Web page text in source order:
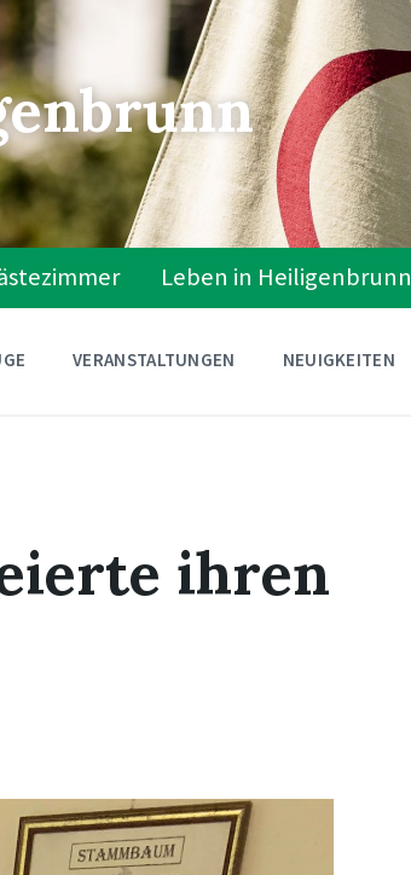
Leben in Heiligenbrunn
VERANSTALTUNGEN NEUIGKEITEN
ihren